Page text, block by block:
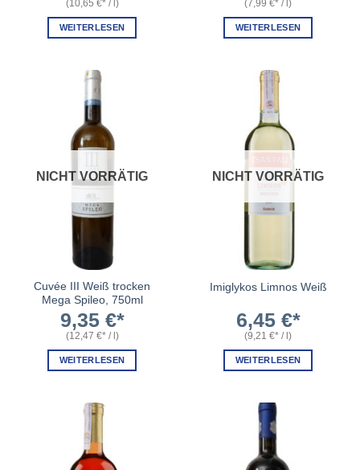
(10,65 € / )
WEITERLESEN
( 7,99 € / )
WEITERLESEN
NICHT VORRÄTIG
Cuvée III Weiß trocken
Mega Spileo, 750ml
9,35 €
(12,47 € / )
WEITERLESEN
NICHT VORRÄTIG
Imiglykos Limnos Weiß
6,45 €
(9,21 € / )
WEITERLESEN